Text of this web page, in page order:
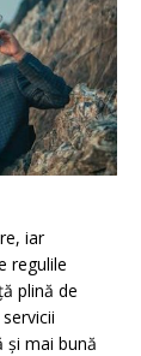
iar
regulile
plină de
și mai bună